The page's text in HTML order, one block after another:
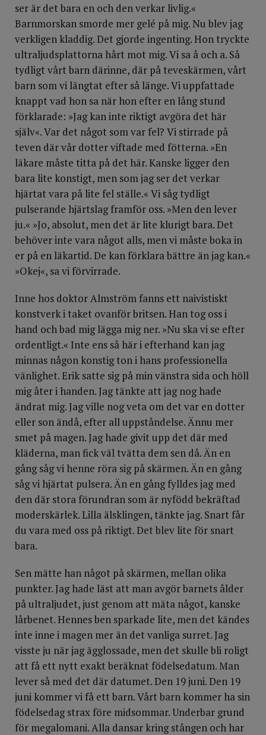
ser är det bara en och den verkar livlig.«
Barnmorskan smorde mer gelé på mig. Nu blev jag
verkligen kladdig. Det gjorde ingenting. Hon tryckte
ultraljudsplattorna hårt mot mig. Vi sa å och a. Så
tydligt vårt barn därinne, där på teveskärmen, vårt
barn som vi längtat efter så länge. Vi uppfattade
knappt vad hon sa när hon efter en lång stund
förklarade: »Jag kan inte riktigt avgöra det här
själv«. Var det något som var fel? Vi stirrade på
teven där vår dotter viftade med fötterna. »En
läkare måste titta på det här. Kanske ligger den
bara lite konstigt, men som jag ser det verkar
hjärtat vara på lite fel ställe.« Vi såg tydligt
pulserande hjärtslag framför oss. »Men den lever
ju.« »Jo, absolut, men det är lite klurigt bara. Det
behöver inte vara något alls, men vi måste boka in
er på en läkartid. De kan förklara bättre än jag kan.«
»Okej«, sa vi förvirrade.
Inne hos doktor Almström fanns ett naivistiskt
konstverk i taket ovanför britsen. Han tog oss i
hand och bad mig lägga mig ner. »Nu ska vi se efter
ordentligt.« Inte ens så här i efterhand kan jag
minnas någon konstig ton i hans professionella
vänlighet. Erik satte sig på min vänstra sida och höll
mig åter i handen. Jag tänkte att jag nog hade
ändrat mig. Jag ville nog veta om det var en dotter
eller son ändå, efter all uppståndelse. Ännu mer
smet på magen. Jag hade givit upp det där med
kläderna, man fick väl tvätta dem sen då. Än en
gång såg vi henne röra sig på skärmen. Än en gång
såg vi hjärtat pulsera. Än en gång fylldes jag med
den där stora förundran som är nyfödd bekräftad
moderskärlek. Lilla älsklingen, tänkte jag. Snart får
du vara med oss på riktigt. Det blev lite för snart
bara.
Sen mätte han något på skärmen, mellan olika
punkter. Jag hade läst att man avgör barnets ålder
på ultraljudet, just genom att mäta något, kanske
lårbenet. Hennes ben sparkade lite, men det kändes
inte inne i magen mer än det vanliga surret. Jag
visste ju när jag ägglossade, men det skulle bli roligt
att få ett nytt exakt beräknat födelsedatum. Man
lever så med det där datumet. Den 19 juni. Den 19
juni kommer vi få ett barn. Vårt barn kommer ha sin
födelsedag strax före midsommar. Underbar grund
för megalomani. Alla dansar kring stången och har